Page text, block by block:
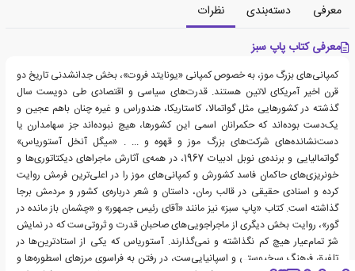
معرفی دسته‌بندی
نظرات
معرفی کتاب پاپ سبز
کمپانی‌های بزرگ موز، به خصوص کمپانی «یونایتد فروت»، بخش جدانشدنی تاریخ دو
قرن اخیر آمریکای لاتین هستند. قدرت‌های سیاسی و اقتصادی طی دویست سال
گذشته در کشورهایی مثل گواتمالا، کاستاریکا، هندوراس و غیره چنان باهم عجین و
یک‌دست بوده‌اند که حکمرانان اسمی این کشورها، هیچ نبوده‌اند جز سهامدارن یا
دست‌نشانده‌های شرکت‌های بزرگ موز و قهوه و ... . «میگل آنخل آستوریاس»
گواتمالیایی و برنده‌ی نوبل ادبیات‌ 1967، در همه‌ی آثارش ماجراهای دیکتاتوری‌ها و
خونریزی‌های حاکمان فاسد کشورش و کمپانی‌های موز را در اعلی‌ترین فرمش روایت
کرده و اسنادی حقیقی در قالب رمان‌، داستان‌ و شعر درباره‌ی کشور و مردمش برجا
گذاشته است. کتاب «پاپ سبز» نیز مانند «آقای رئیس جمهور» و «چشمان باز مانده در
گور»، روایت بخش دیگری از ماجراجویی‌های صاحبان قدرت و ثروتی‌ست که در نمایش
شرّ تمام‌عیار هیچ کم نگذاشته و نمی‌گذارند. آستوریاس که یکی از استاد‌ترین‌ها در
تلفیق فرهنگ سرخپوستی و اسپانیایی‌ست، در رفتن به فراسوی مرزهای اسطوره‌ها و